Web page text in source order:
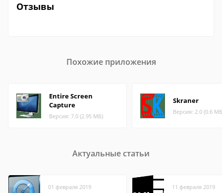
Отзывы
Похожие приложения
Entire Screen
Capture
Версия: 7.0 (2.95 МБ)
Skraner
Версия: 2.0 (0.6
Актуальные статьи
01 февраля 2019 11 февраля 2019